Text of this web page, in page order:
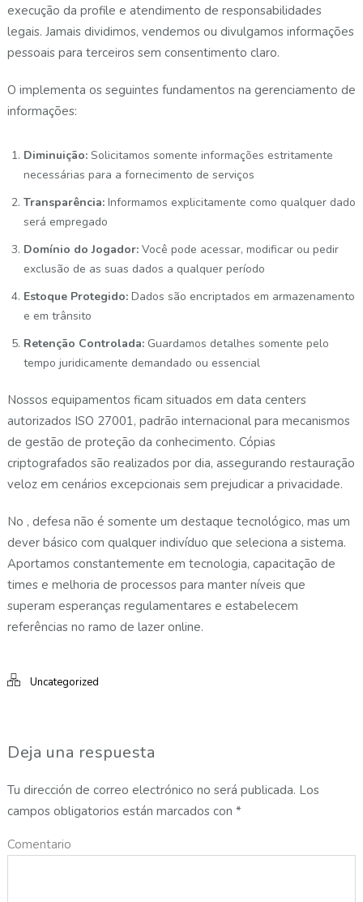
execução da profile e atendimento de responsabilidades
legais. Jamais dividimos, vendemos ou divulgamos informações
pessoais para terceiros sem consentimento claro.
O implementa os seguintes fundamentos na gerenciamento de
informações:
Diminuição: Solicitamos somente informações estritamente
necessárias para a fornecimento de serviços
Transparência: Informamos explicitamente como qualquer dado
será empregado
Domínio do Jogador: Você pode acessar, modificar ou pedir
exclusão de as suas dados a qualquer período
Estoque Protegido: Dados são encriptados em armazenamento
e em trânsito
Retenção Controlada: Guardamos detalhes somente pelo
tempo juridicamente demandado ou essencial
Nossos equipamentos ficam situados em data centers
autorizados ISO 27001, padrão internacional para mecanismos
de gestão de proteção da conhecimento. Cópias
criptografados são realizados por dia, assegurando restauração
veloz em cenários excepcionais sem prejudicar a privacidade.
No , defesa não é somente um destaque tecnológico, mas um
dever básico com qualquer indivíduo que seleciona a sistema.
Aportamos constantemente em tecnologia, capacitação de
times e melhoria de processos para manter níveis que
superam esperanças regulamentares e estabelecem
referências no ramo de lazer online.
Uncategorized
Deja una respuesta
Tu dirección de correo electrónico no será publicada. Los
campos obligatorios están marcados con *
Comentario